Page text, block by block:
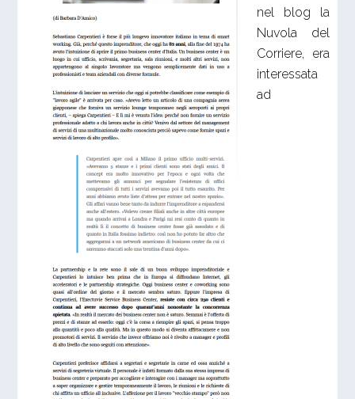
nel blog la
Nuvola del
Corriere, era
interessata
ad